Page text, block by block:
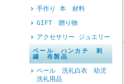
手作り 本 材料
GIFT 贈り物
アクセサリー ジュエリー
ベール ハンカチ 刺
繍 布製品
ベール 洗礼白衣 幼児
洗礼用品